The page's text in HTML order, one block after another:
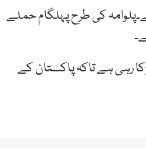
کی طرح پہلگام حملے
رہی ہے تاکہ پاکستان کے